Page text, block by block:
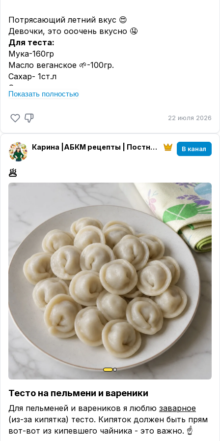
Потрясающий летний вкус 😍
Девочки, это ооочень вкусно 🤤
Для теста:
Мука-160гр
Масло веганское 🌱-100гр.
Сахар- 1ст.л
Соль-щепотка
Ванилин/ванильный сахар
Вода (холодная)-2ст.л.
🍑 Персики-400гр
Сахар -2 ст.л
Кокосовый крем:
Молоко кокосовое 🥥- 100мл
Кукурузный крахмал- 30гр.
Мука-1ст.л.
Крем варим на среднем огне до загустения
Показать полностью
22 июля 2026
Карина |АБКМ рецепты | Постные рецепты В канал
🥟
Тесто на пельмени и вареники
Для пельменей и вареников я люблю заварное
(из-за кипятка) тесто. Кипяток должен быть прям
вот-вот из кипевшего чайника - это важно. ☝️